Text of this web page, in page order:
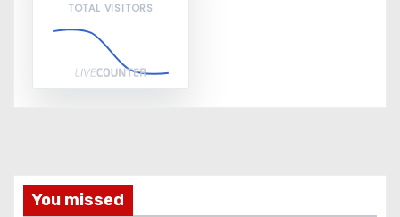
TOTAL VISITORS
You missed